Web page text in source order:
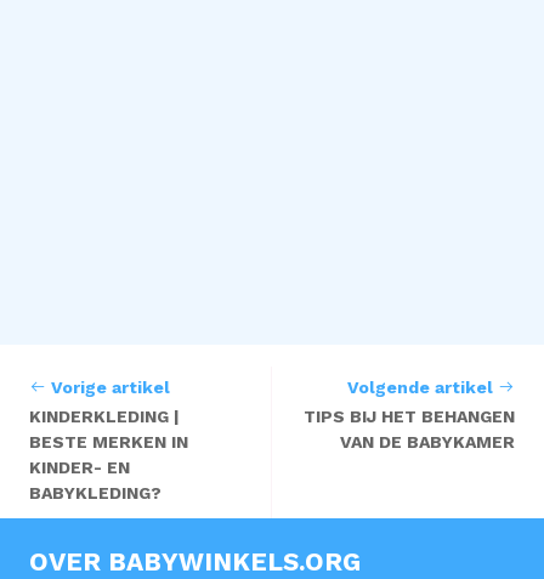
Vorige artikel
KINDERKLEDING |
BESTE MERKEN IN
KINDER- EN
BABYKLEDING?
Volgende artikel
TIPS BIJ HET BEHANGEN
VAN DE BABYKAMER
OVER BABYWINKELS.ORG